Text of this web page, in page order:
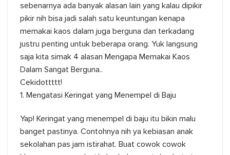
sebenarnya ada banyak alasan lain yang kalau dipikir
pikir nih bisa jadi salah satu keuntungan kenapa
memakai kaos dalam juga berguna dan terkadang
justru penting untuk beberapa orang. Yuk langsung
saja kita simak 4 alasan Mengapa Memakai Kaos
Dalam Sangat Berguna..
Cekidottttt!
1. Mengatasi Keringat yang Menempel di Baju
Yap! Keringat yang menempel di baju itu bikin malu
banget pastinya. Contohnya nih ya kebiasan anak
sekolahan pas jam istirahat. Buat cowok cowok